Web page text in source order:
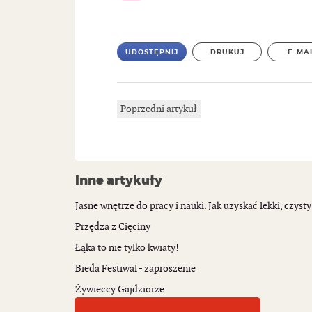
UDOSTĘPNIJ DRUKUJ E-
Poprzedni artykuł
Inne artykuły
Jasne wnętrze do pracy i nauki. Jak uzyskać lekki,
Przędza z Cięciny
Łąka to nie tylko kwiaty!
Bieda Festiwal - zaproszenie
Żywieccy Gajdziorze